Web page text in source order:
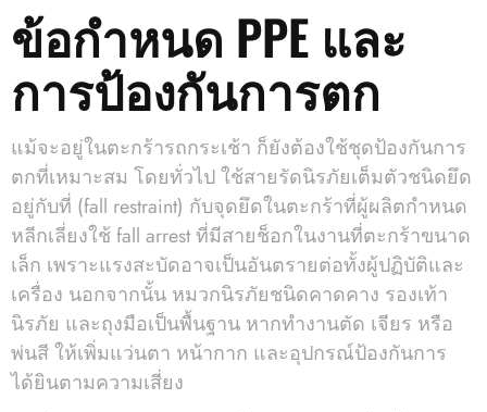
ข้อกำหนด PPE และ
การป้องกันการตก
แม้จะอยู่ในตะกร้ารถกระเช้า ก็ยังต้องใช้ชุดป้องกันการ
ตกที่เหมาะสม โดยทั่วไป ใช้สายรัดนิรภัยเต็มตัวชนิดยึด
อยู่กับที่ (fall restraint) กับจุดยึดในตะกร้าที่ผู้ผลิตกำหนด
หลีกเลี่ยงใช้ fall arrest ที่มีสายช็อกในงานที่ตะกร้าขนาด
เล็ก เพราะแรงสะบัดอาจเป็นอันตรายต่อทั้งผู้ปฏิบัติและ
เครื่อง นอกจากนั้น หมวกนิรภัยชนิดคาดคาง รองเท้า
นิรภัย และถุงมือเป็นพื้นฐาน หากทำงานตัด เจียร หรือ
พ่นสี ให้เพิ่มแว่นตา หน้ากาก และอุปกรณ์ป้องกันการ
ได้ยินตามความเสี่ยง